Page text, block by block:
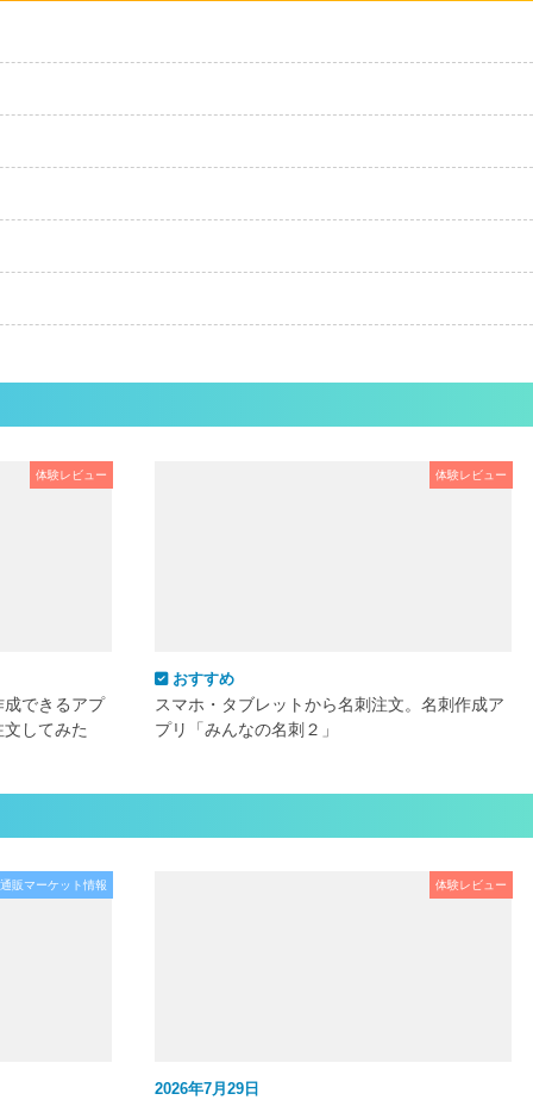
体験レビュー
成できるアプ
してみた
体験レビュー
おすすめ
スマホ・タブレットから名刺注文。名刺作成ア
プリ「みんなの名刺２」
販マーケット情報 体験レビュー
2026年7月29日